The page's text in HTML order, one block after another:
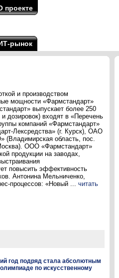
проекте
рынок
и производством
мощности «Фармстандарт»
выпускает более 250
дозировок) входят в «Перечень
компаний «Фармстандарт»
Лексредства» (г. Курск), ОАО
область, пос.
ООО «Фармстандарт»
продукции на заводах,
повысить эффективность
Антонина Мельниченко,
процессов: «Новый ... читать
год подряд стала абсолютным
по искусственному